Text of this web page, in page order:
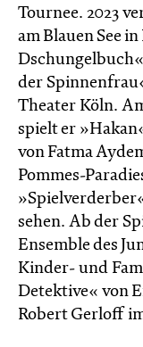
Tournee. 2023
am Blauen See
der
Theater Köln.
spielt er
von Fatma
Pommes-
sehen. Ab der
Ensemble des
Kinder- und
Detektive« von
Robert Gerloff